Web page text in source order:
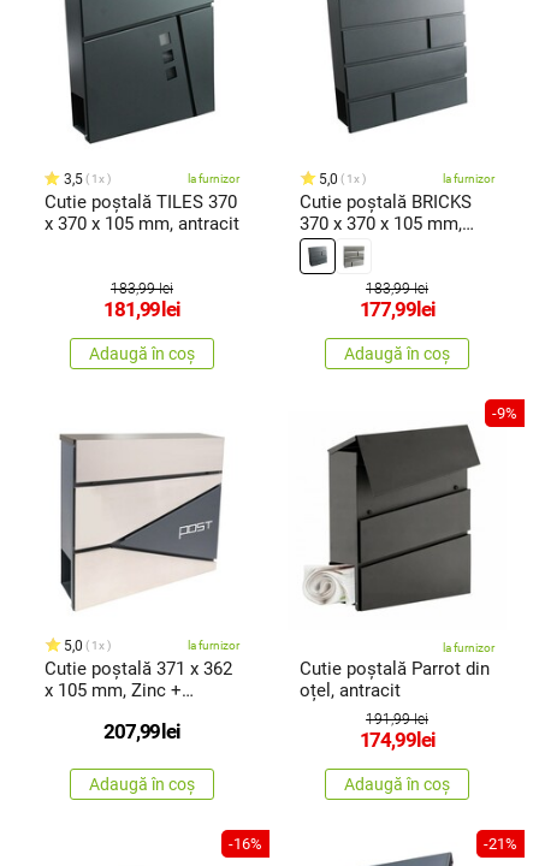
3,5 1x la furnizor
Cutie poștală TILES 370
x 370 x 105 mm, antracit
183,99 lei
181,99 lei
Adaugă în coș
5,0 1x la furnizor
Cutie poștală BRICKS
370 x 370 x 105 mm,
antracit
183,99 lei
177,99 lei
Adaugă în coș
5,0 1x la furnizor
Cutie poștală 371 x 362
x 105 mm, Zinc +
pentru ziare
207,99 lei
Adaugă în coș
-9%
la furnizor
Cutie poștală Parrot din
oțel, antracit
191,99 lei
174,99 lei
Adaugă în coș
-16% -21%